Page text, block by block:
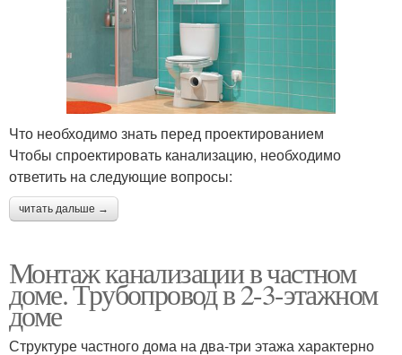
Что необходимо знать перед проектированием
Чтобы спроектировать канализацию, необходимо
ответить на следующие вопросы:
читать дальше →
Монтаж канализации в частном
доме. Трубопровод в 2-3-этажном
доме
Структуре частного дома на два-три этажа характерно